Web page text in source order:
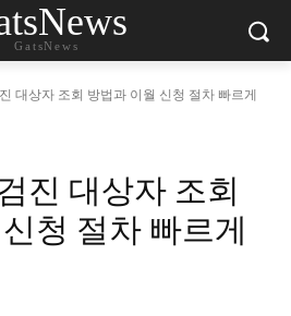
GatsNews
대상자 조회 방법과 이월 신청 절차 빠르게
진 대상자 조회
청 절차 빠르게